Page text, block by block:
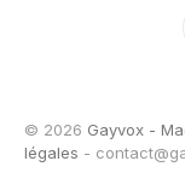
© 2026 Gayvox -
légales -